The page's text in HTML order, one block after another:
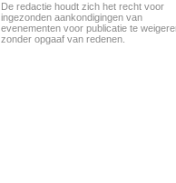
De redactie houdt zich het recht voor
ingezonden aankondigingen van
evenementen voor publicatie te
zonder opgaaf van redenen.